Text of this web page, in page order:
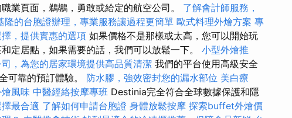
業頁面，鵜鶘，勇敢或給定的航空公司。 了解會計師服務，
隆的台胞證辦理，專業服務讓過程更簡單 歐式料理外燴方案 專
，提供實惠的選項 如果價格不是那樣或太高，您可以開始玩
定居點，如果需要的話，我們可以放鬆一下。 小型外燴推
，為您的居家環境提供高品質清潔 我們的平台使用高級安全
可靠的預訂體驗。 防水膠，強效密封您的漏水部位 美白療
風味 中醫經絡按摩專班 Destinia完全符合全球數據保護和隱
最合適 了解如何申請台胞證 身體放鬆按摩 探索buffet外燴價